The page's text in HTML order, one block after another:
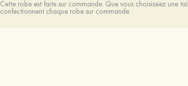
Cette robe est faite sur commande. Que vous choisissiez une
confectionnent chaque robe sur commande.